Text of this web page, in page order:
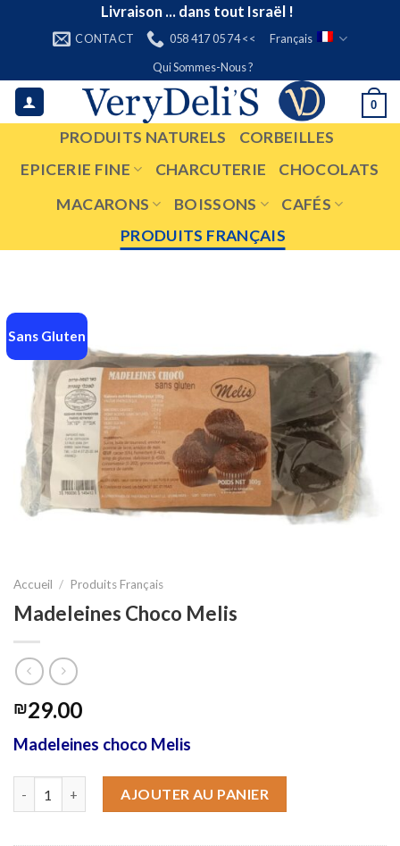
Livraison ... dans tout Israël !
CONTACT 058 417 05 74 <<
Français
Qui Sommes-Nous ?
0
PRODUITS NATURELS
CORBEILLES
EPICERIE FINE
CHARCUTERIE
CHOCOLATS
MACARONS
BOISSONS
CAFÉS
PRODUITS FRANÇAIS
Sans Gluten
Accueil / Produits Français
Madeleines Choco Melis
₪29.00
Madeleines choco Melis
AJOUTER AU PANIER